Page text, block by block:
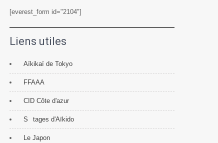
[everest_form id="2104"]
Liens utiles
Aïkikaï de Tokyo
FFAAA
CID Côte d'azur
S tages d'Aïkido
Le Japon